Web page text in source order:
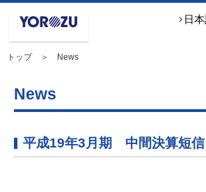
日
トップ＞ News
News
平成19年3月期 中間決算短信